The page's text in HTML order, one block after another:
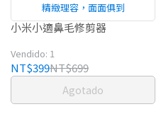
精緻理容，面面俱到
小米小適鼻毛修剪器
Vendido: 1
NT$399NT$699
Agotado